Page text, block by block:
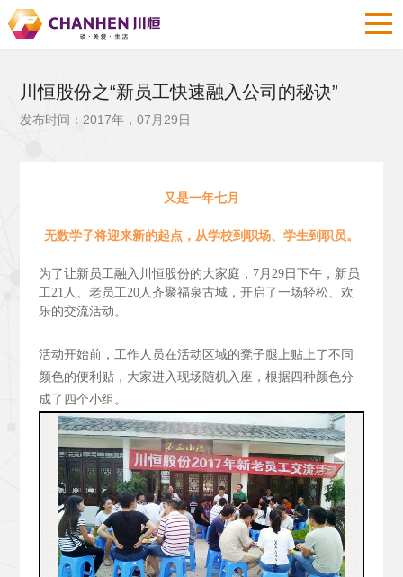
川恒股份之“新员工快速融入公司的秘诀”
发布时间：2017年，07月29日
又是一年七月
无数学子将迎来新的起点，从学校到职场、学生到职员。
为了让新员工融入川恒股份的大家庭，7月29日下午，新员
工21人、老员工20人齐聚福泉古城，开启了一场轻松、欢
乐的交流活动。
活动开始前，工作人员在活动区域的凳子腿上贴上了不同
颜色的便利贴，大家进入现场随机入座，根据四种颜色分
成了四个小组。